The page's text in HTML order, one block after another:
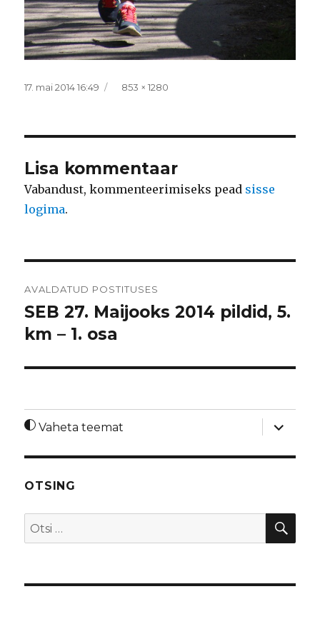
Postitatud
17. mai 2014 16:49 Täissuurus
853 × 1280
Lisa kommentaar
Vabandust, kommenteerimiseks pead sisse
logima.
AVALDATUD POSTITUSES
SEB 27. Maijooks 2014 pildid, 5.
km – 1. osa
Vaheta teemat
laienda
OTSING
Otsi: